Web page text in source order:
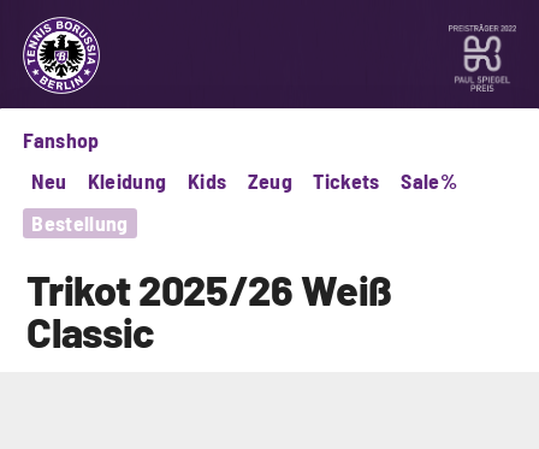
Fanshop
Neu
Kleidung Kids Zeug Tickets
Sale%
Bestellung
Trikot2025/26Weiß
Classic